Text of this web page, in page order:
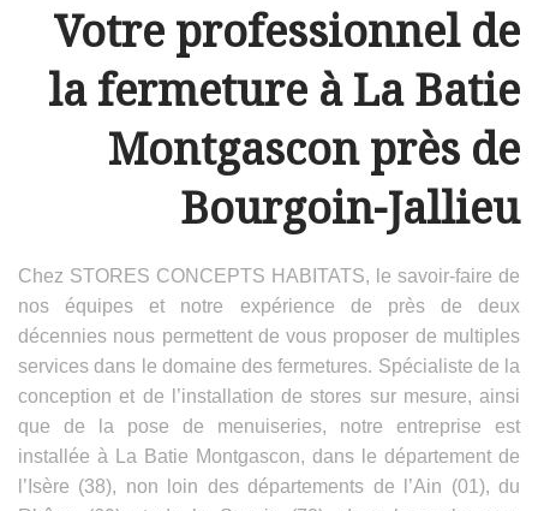
Votre professionnel de
la fermeture à La Batie
Montgascon près de
Bourgoin-Jallieu
Chez STORES CONCEPTS HABITATS, le savoir-faire de
nos équipes et notre expérience de près de deux
décennies nous permettent de vous proposer de multiples
services dans le domaine des fermetures. Spécialiste de la
conception et de l’installation de stores sur mesure, ainsi
que de la pose de menuiseries, notre entreprise est
installée à La Batie Montgascon, dans le département de
l’Isère (38), non loin des départements de l’Ain (01), du